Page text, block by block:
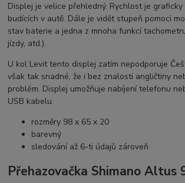
Displej je velice přehledný. Rychlost je
budících v autě. Dále je vidět stupeň pomoci
stav baterie a jedna z mnoha funkcí
jízdy, atd.).
U kol Levit tento displej zatím nepodporuje
však tak snadné, že i bez znalosti angličtiny
problém. Displej umožňuje nabíjení telefonu
USB kabelu.
rozměry 98 x 65 x 20
barevný
sledování až 6-ti údajů zároveň
Přehazovačka Shimano Altus